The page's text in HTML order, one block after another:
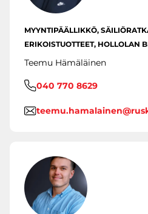
MYYNTIPÄÄLLIKKÖ,
ERIKOISTUOTTEET, HOLLOLAN
Teemu Hämäläinen
040 770 8629